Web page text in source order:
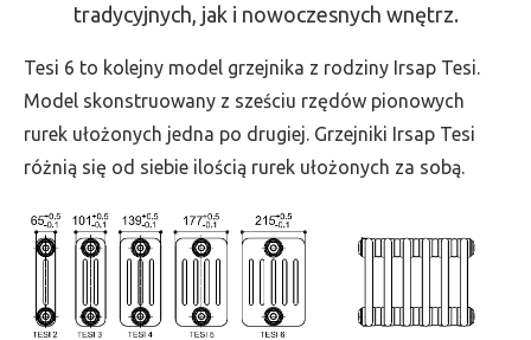
-
wys.
565,
szer.
1215,
2886
tradycyjnych, jak i nowoczesnych wnętrz.
Tesi 6 to kolejny model grzejnika z rodziny Irsap Tesi.
Model skonstruowany z sześciu rzędów pionowych
rurek ułożonych jedna po drugiej. Grzejniki Irsap Tesi
różnią się od siebie ilością rurek ułożonych za sobą.